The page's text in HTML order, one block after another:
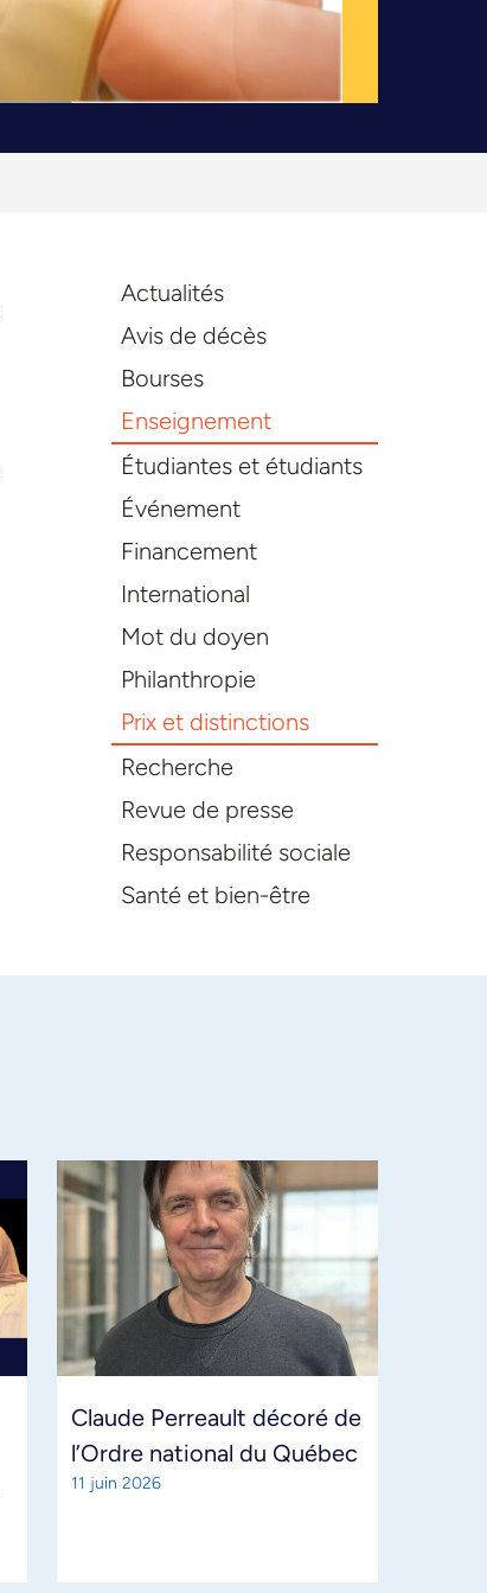
Actualités
Avis de décès
Bourses
Enseignement
Étudiantes et étudiants
Événement
Financement
International
Mot du doyen
Philanthropie
Prix et distinctions
Recherche
Revue de presse
Responsabilité sociale
Santé et bien-être
Claude Perreault décoré de
l’Ordre national du Québec
11 juin 2026